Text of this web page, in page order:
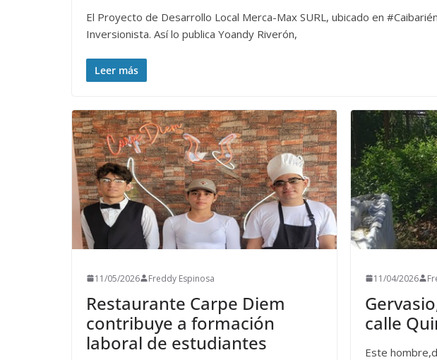
El Proyecto de Desarrollo Local Merca-Max SURL, ubicado en
Inversionista. Así lo publica Yoandy Riverón,
Leer más
11/05/2026 Freddy Espinosa
Restaurante Carpe Diem
contribuye a formación
laboral de estudiantes
11/04/2026
calle
Este